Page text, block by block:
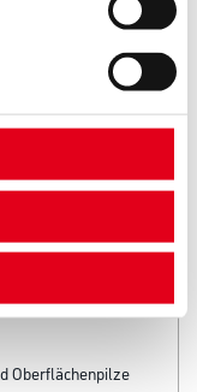
Oberflächenpilze